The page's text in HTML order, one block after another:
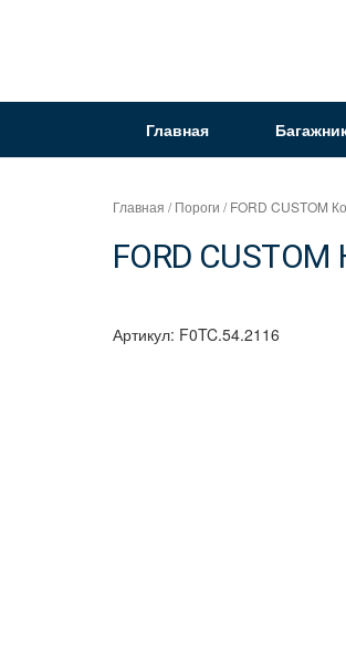
магазин
"Can
Auto"
Главная
Главная /Пороги / FORD CUSTOM
FORD
Артикул: F0TC.54.2116